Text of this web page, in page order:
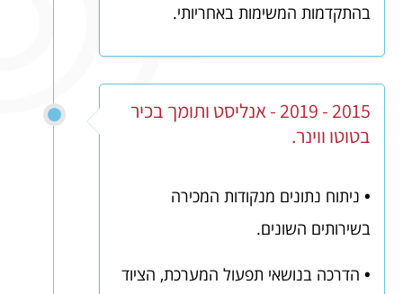
בהתקדמות המשימות באחריותי.
2015 - 2019 - אנליסט ותומך בכיר
בטוטו ווינר.
• ניתוח נתונים מנקודות המכירה
בשירותים השונים.
• הדרכה בנושאי תפעול המערכת, הציוד